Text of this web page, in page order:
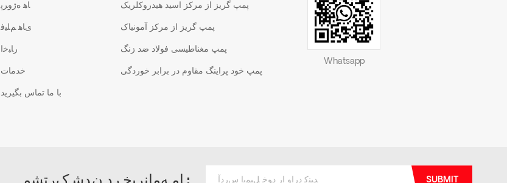
ﺎﻫ ﻩﮊﻭﺮﭘ
ﯼﺎﻫ ﻢﻠﯿﻓ
ﺭﺎﺒﺧﺍ
خدمات
با ما تماس بگیرید
پمپ گریز از مرکز اسید هیدروکلریک
پمپ گریز از مرکز آمونیاک
پمپ مغناطیسی فولاد ضد زنگ
پمپ خود پراینگ مقاوم در برابر خوردگی
Whatsapp
SUBMIT